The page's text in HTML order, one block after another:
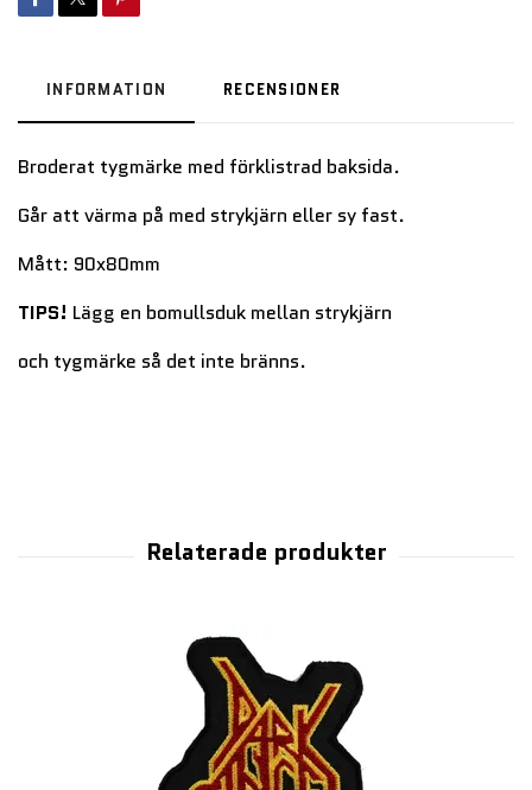
INFORMATION RECENSIONER
Broderat tygmärke med förklistrad baksida.
Går att värma på med strykjärn eller sy fast.
Mått: 90x80mm
TIPS! Lägg en bomullsduk mellan strykjärn
och tygmärke så det inte bränns.